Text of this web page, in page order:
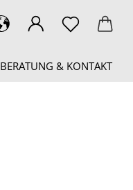
BERATUNG & KONTAKT